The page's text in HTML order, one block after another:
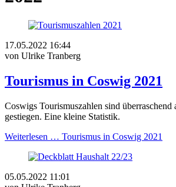
17.05.2022 16:44
von Ulrike Tranberg
Tourismus in Coswig 2021
Coswigs Tourismuszahlen sind überraschend
gestiegen. Eine kleine Statistik.
Weiterlesen … Tourismus in Coswig 2021
05.05.2022 11:01